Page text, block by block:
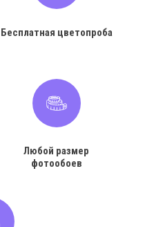
Бесплатная цветопроба
Любой размер
фотообоев